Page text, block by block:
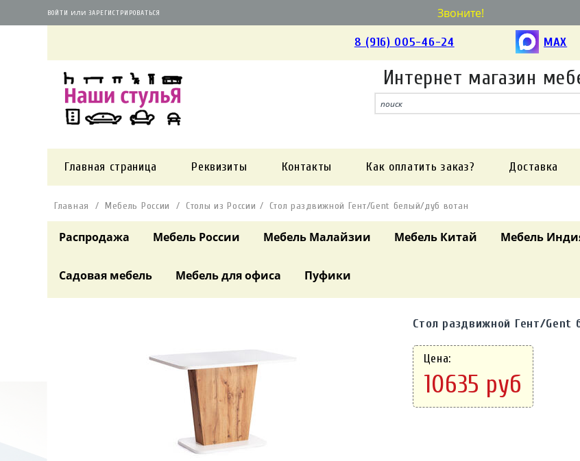
Звоните!
ВОЙТИ или ЗАРЕГИСТРИРОВАТЬСЯ
8 (916) 005-46-24 MAX
Интернет магазин
Главная страница Реквизиты Контакты Как оплатить заказ? Доставка
Главная Мебель России Столы из России Стол раздвижной Гент/Gent белый/дуб вотан
Распродажа Мебель России Мебель Малайзии Мебель Китай Мебель
Садовая мебель Мебель для офиса Пуфики
Стол раздвижной Гент/Gent
Цена:
10635 руб